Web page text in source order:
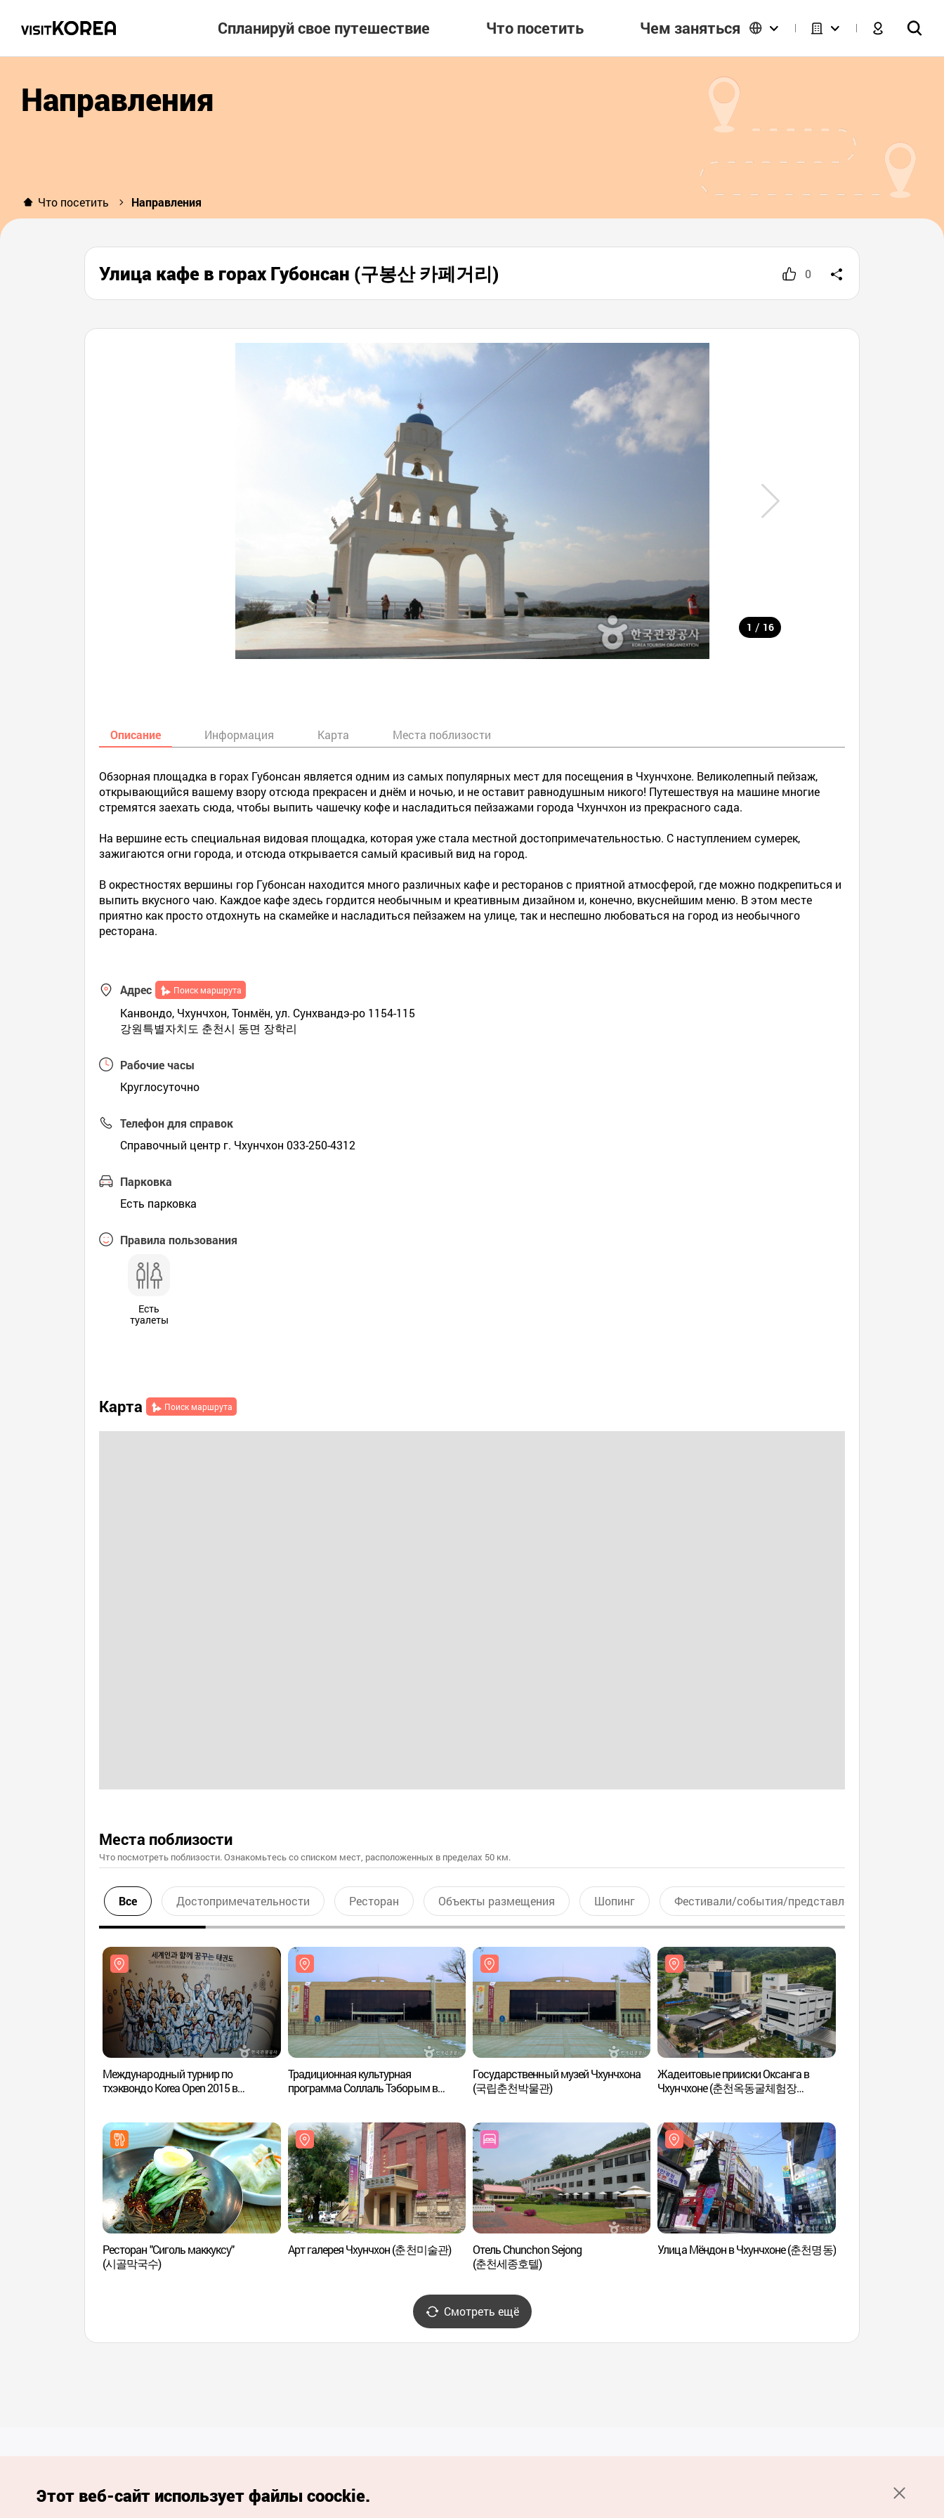
Спланируй свое путешествие Что посетить Чем заняться
Направления
Что посетить Направления
Улица кафе в горах Губонсан (구봉산 카페거리) 0
1 / 16
Описание Информация Карта Места поблизости
Обзорная площадка в горах Губонсан является одним из самых популярных мест для посещения в Чхунчхоне. Великолепный пейзаж,
открывающийся вашему взору отсюда прекрасен и днём и ночью, и не оставит равнодушным никого! Путешествуя на машине многие
стремятся заехать сюда, чтобы выпить чашечку кофе и насладиться пейзажами города Чхунчхон из прекрасного сада.
На вершине есть специальная видовая площадка, которая уже стала местной достопримечательностью. С наступлением сумерек,
зажигаются огни города, и отсюда открывается самый красивый вид на город.
В окрестностях вершины гор Губонсан находится много различных кафе и ресторанов с приятной атмосферой, где можно подкрепиться и
выпить вкусного чаю. Каждое кафе здесь гордится необычным и креативным дизайном и, конечно, вкуснейшим меню. В этом месте
приятно как просто отдохнуть на скамейке и насладиться пейзажем на улице, так и неспешно любоваться на город из необычного
ресторана.
Адрес Поиск маршрута
Канвондо, Чхунчхон, Тонмён, ул. Сунхвандэ-ро 1154-115
강원특별자치도 춘천시 동면 장학리
Рабочие часы
Круглосуточно
Телефон для справок
Справочный центр г. Чхунчхон 033-250-4312
Парковка
Есть парковка
Правила пользования
Есть
туалеты
Карта Поиск маршрута
Места поблизости
Что посмотреть поблизости. Ознакомьтесь со списком мест, расположенных в пределах 50 км.
Все Достопримечательности Ресторан Объекты размещения Шопинг Фестивали/события/представления
Международный турнир по
тхэквондо Korea Open 2015 в
Традиционная культурная
программа Соллаль Тэборым в
전통문화 한마당)
Государственный музей Чхунчхона
(국립춘천박물관)
Жадеитовые прииски Оксанга в
Чхунчхоне (춘천옥동굴체험장
Ресторан "Сиголь маккуксу"
(시골막국수)
Арт галерея Чхунчхон (춘천미술관)
Отель Chunchon Sejong
(춘천세종호텔)
Улица Мёндон в Чхунчхоне (춘천명동)
Смотреть ещё
Этот веб-сайт использует файлы coockie.